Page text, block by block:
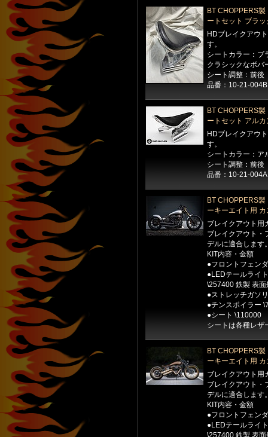
BT CHOPPERS
ートセット ブラ
HDブレイクアウ
す。
シートカラー：ブ
クラシックなボバ
シート調整：前後
品番：10-21-
BT CHOPPERS
ートセット アル
HDブレイクアウ
す。
シートカラー：ア
シート調整：前後
品番：10-21-
BT CHOPPERS
ーキーエイト用
ブレイクアウト用
ブレイクアウト・
デルに適合します
KIT内容・金額
●フロントフェン
●LEDテールライ
\257400 鉄製 表面
●ストレッチガソ
●チンスポイラー
●シート \110000
シートは各種レザ
BT CHOPPERS
ーキーエイト用
ブレイクアウト用
ブレイクアウト・
デルに適合します
KIT内容・金額
●フロントフェン
●LEDテールライ